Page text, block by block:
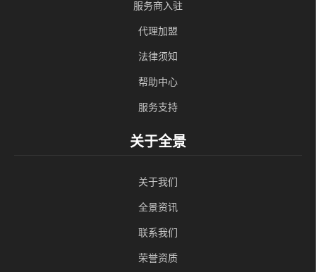
服务商入驻
代理加盟
法律须知
帮助中心
服务支持
关于全景
关于我们
全景资讯
联系我们
荣誉资质